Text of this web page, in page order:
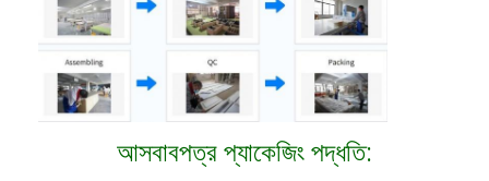
আসবাবপত্র প্যাকেজিং পদ্ধতি: